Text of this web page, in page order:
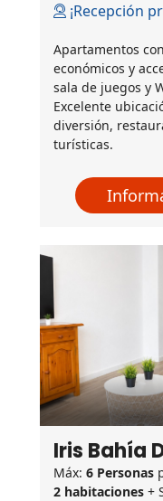
¡Recepción
Apartamentos
económicos y
sala de juegos y
Excelente
diversión,
turísticas.
Iris Bahía
Máx: 6 Personas
2 habitaciones +